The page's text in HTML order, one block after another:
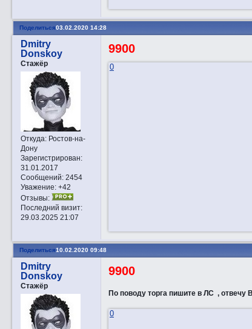
Поделиться03.02.2020 14:28
Dmitry
Donskoy
Стажёр
Откуда:Ростов-на-
Дону
Зарегистрирован:
31.01.2017
Сообщений:2454
Уважение: +42
Отзывы:
Последний визит:
29.03.2025 21:07
9900
0
Поделиться10.02.2020 09:48
Dmitry
Donskoy
Стажёр
9900
По поводу торга пишите в ЛС , отвечу
0